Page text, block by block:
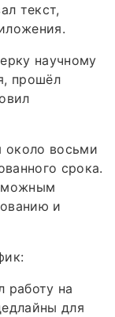
текст,
научному
прошёл
около восьми
срока.
и
работу на
для